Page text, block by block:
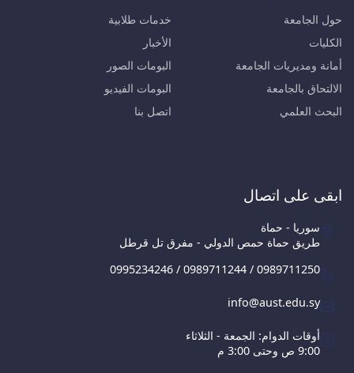
حول الجامعة
الكليات
أمانة ومديريات الجامعة
الالتحاق بالجامعة
البحث العلمي
خدمات طلابية
الأخبار
البومات الصور
البومات الفيديو
اتصل بنا
ابقى على اتصال
سوريا - حماة
طريق حماة حمص الدولي - مفرق تل قرطل
0995234246 / 0989711244 / 0989711250
info@aust.edu.sy
أوقات الدوام: الجمعة - الثلاثاء
9:00 ص وحتى 3:00 م